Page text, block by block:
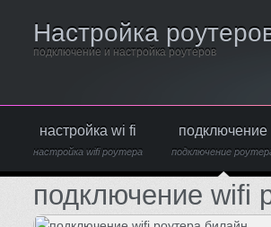
Настройка
подключение и настройка роутеров
настройка wi fi
настройка wifi роутера
подключение
подключение
подключение wifi